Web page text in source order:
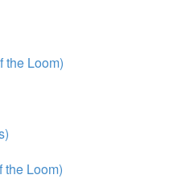
the Loom)
the Loom)